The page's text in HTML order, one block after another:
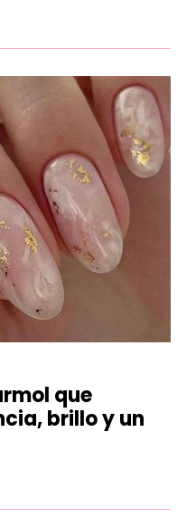
que
brillo y un